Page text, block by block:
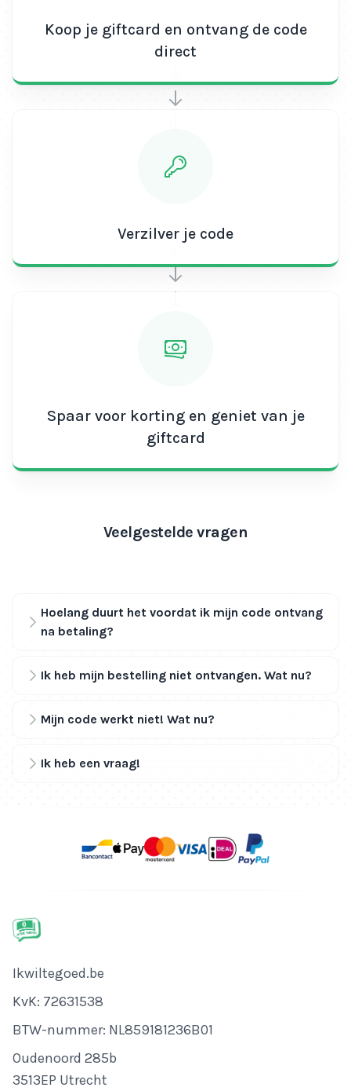
Koop je giftcard en ontvang de code
direct
Verzilver je code
Spaar voor korting en geniet van je
giftcard
Veelgestelde vragen
Hoelang duurt het voordat ik mijn code ontvang
na betaling?
Ik heb mijn bestelling niet ontvangen. Wat nu?
Mijn code werkt niet! Wat nu?
Ik heb een vraag!
Bedrijfsnaam
Ikwiltegoed.be
KvK-nummer
KvK: 72631538
Btw-nummer
BTW-nummer: NL859181236B01
Adres
Oudenoord 285b
3513EP Utrecht